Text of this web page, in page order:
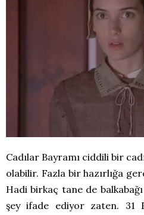
Cadılar Bayramı ciddili bir
olabilir. Fazla bir hazırlığa
Hadi birkaç tane de
şey ifade ediyor zaten. 31